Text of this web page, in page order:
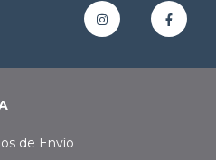
de Envío